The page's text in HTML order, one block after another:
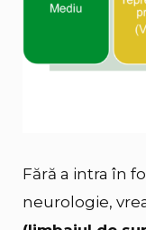
Fără a intra în
neurologie,